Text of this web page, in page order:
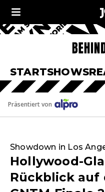
STARTSHOWS
Präsentiert von
Showdown in Los
Hollywood-
Rückblick auf